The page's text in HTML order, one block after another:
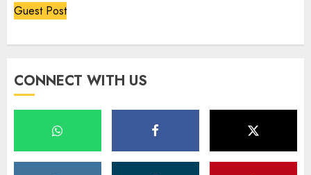
Guest Post
CONNECT WITH US